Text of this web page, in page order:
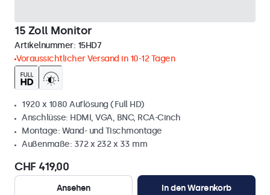
15 Zoll Monitor
Artikelnummer: 15HD7
Voraussichtlicher Versand in 10-12 Tagen
1920 x 1080 Auflösung (Full HD)
Anschlüsse: HDMI, VGA, BNC, RCA-Cinch
Montage: Wand- und Tischmontage
Außenmaße: 372 x 232 x 33 mm
CHF 419,00
Ansehen In den Warenkorb